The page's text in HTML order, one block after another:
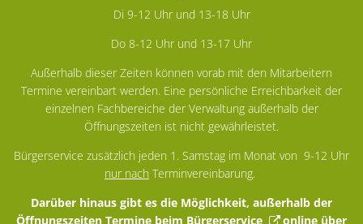
Di 9-12 Uhr und 13-18 Uhr
Do 8-12 Uhr und 13-17 Uhr
Außerhalb dieser Zeiten können vorab mit den Mitarbeitern
Termine vereinbart werden. Eine persönliche Erreichbarkeit der
einzelnen Fachbereiche der Verwaltung außerhalb der
Öffnungszeiten ist nicht gewährleistet.
Bürgerservice zusätzlich jeden 1. Samstag im Monat von 9-12 Uhr
nur nach Terminvereinbarung.
Darüber hinaus gibt es die Möglichkeit, außerhalb der
Öffnungszeiten Termine beim Bürgerservice
online über